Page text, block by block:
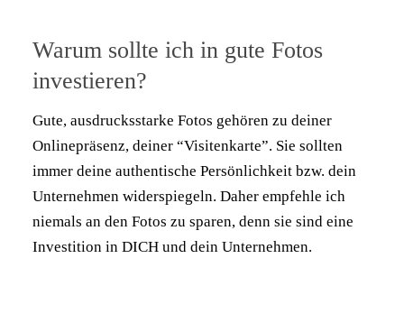
Warum sollte ich in gute Fotos
investieren?
Gute, ausdrucksstarke Fotos gehören zu deiner
Onlinepräsenz, deiner “Visitenkarte”. Sie sollten
immer deine authentische Persönlichkeit bzw. dein
Unternehmen widerspiegeln. Daher empfehle ich
niemals an den Fotos zu sparen, denn sie sind eine
Investition in DICH und dein Unternehmen.